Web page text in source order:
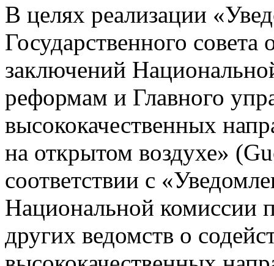
В целях реализации
Государственного
заключений
реформам и Главного
высококачественных
на открытом воздухе»
соответствии с
Национальной комиссии
других ведомств о